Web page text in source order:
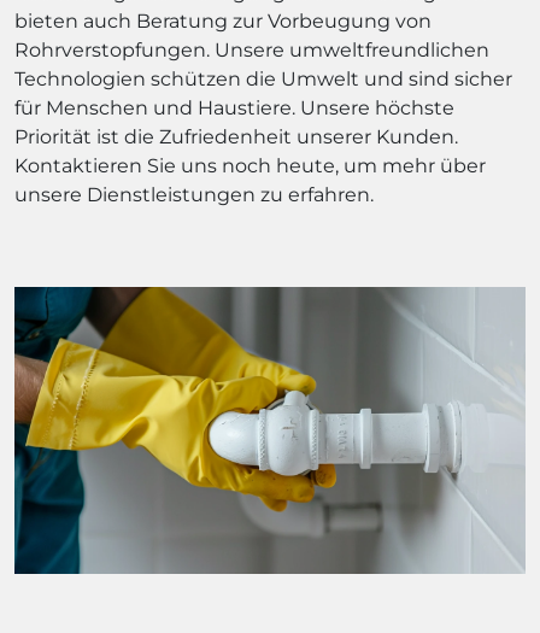
bieten auch Beratung zur Vorbeugung von
Rohrverstopfungen. Unsere umweltfreundlichen
Technologien schützen die Umwelt und sind sicher
für Menschen und Haustiere. Unsere höchste
Priorität ist die Zufriedenheit unserer Kunden.
Kontaktieren Sie uns noch heute, um mehr über
unsere Dienstleistungen zu erfahren.